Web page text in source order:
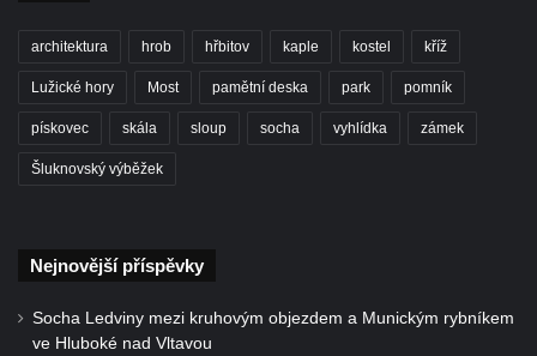
architektura hrob hřbitov kaple kostel kříž
Lužické hory Most pamětní deska park pomník
pískovec skála sloup socha vyhlídka zámek
Šluknovský výběžek
Nejnovější příspěvky
Socha Ledviny mezi kruhovým objezdem a Munickým rybníkem
ve Hluboké nad Vltavou